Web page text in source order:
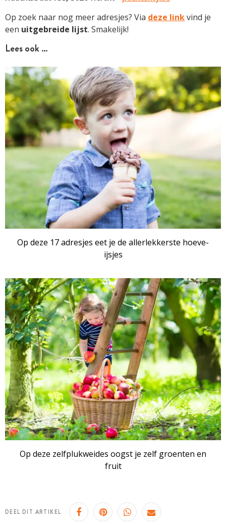
Op zoek naar nog meer adresjes? Via deze linkvind je
een uitgebreide lijst. Smakelijk!
Lees ook …
Op deze 17 adresjes eet je de allerlekkerste hoeve-
ijsjes
Op deze zelfplukweides oogst je zelf groenten en
fruit
DEEL DIT ARTIKEL